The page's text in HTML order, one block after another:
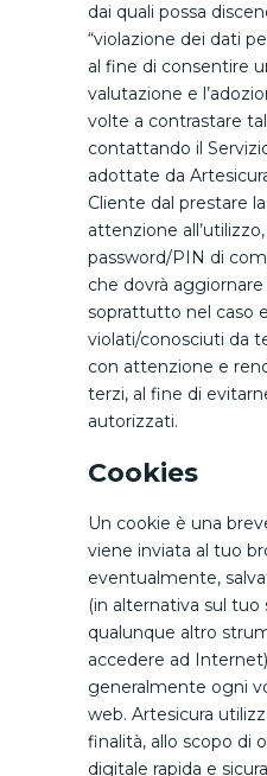
dai quali possa
“violazione dei dati
al fine di consentire
valutazione e
volte a contrastare
contattando il
adottate da
Cliente dal prestare
attenzione
password/PIN di
che dovrà
soprattutto nel caso
violati/conosciuti da
con attenzione e
terzi, al fine di
autorizzati.
Cookies
Un cookie è una
viene inviata al tuo
eventualmente,
(in alternativa sul
qualunque altro
accedere ad
generalmente ogni
web. Artesicura
finalità, allo scopo di
digitale rapida e